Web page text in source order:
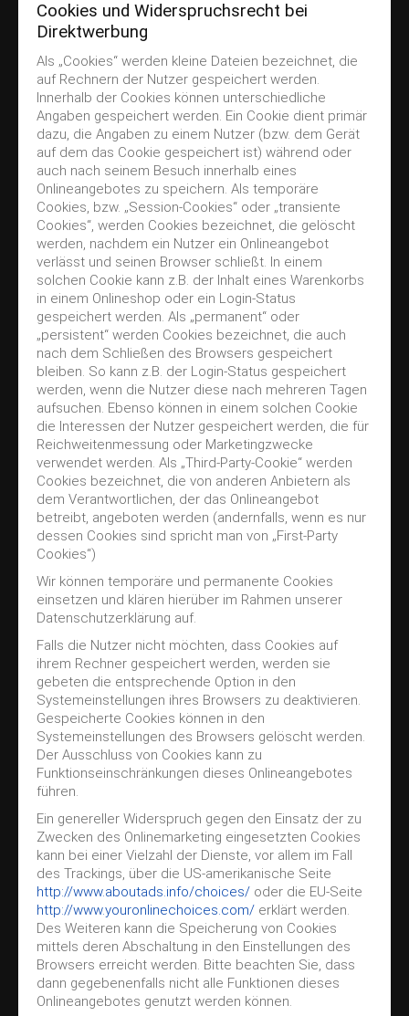
Cookies und Widerspruchsrecht bei
Direktwerbung
Als „Cookies“ werden kleine Dateien bezeichnet, die
auf Rechnern der Nutzer gespeichert werden.
Innerhalb der Cookies können unterschiedliche
Angaben gespeichert werden. Ein Cookie dient primär
dazu, die Angaben zu einem Nutzer (bzw. dem Gerät
auf dem das Cookie gespeichert ist) während oder
auch nach seinem Besuch innerhalb eines
Onlineangebotes zu speichern. Als temporäre
Cookies, bzw. „Session-Cookies“ oder „transiente
Cookies“, werden Cookies bezeichnet, die gelöscht
werden, nachdem ein Nutzer ein Onlineangebot
verlässt und seinen Browser schließt. In einem
solchen Cookie kann z.B. der Inhalt eines Warenkorbs
in einem Onlineshop oder ein Login-Status
gespeichert werden. Als „permanent“ oder
„persistent“ werden Cookies bezeichnet, die auch
nach dem Schließen des Browsers gespeichert
bleiben. So kann z.B. der Login-Status gespeichert
werden, wenn die Nutzer diese nach mehreren Tagen
aufsuchen. Ebenso können in einem solchen Cookie
die Interessen der Nutzer gespeichert werden, die für
Reichweitenmessung oder Marketingzwecke
verwendet werden. Als „Third-Party-Cookie“ werden
Cookies bezeichnet, die von anderen Anbietern als
dem Verantwortlichen, der das Onlineangebot
betreibt, angeboten werden (andernfalls, wenn es nur
dessen Cookies sind spricht man von „First-Party
Cookies“)
Wir können temporäre und permanente Cookies
einsetzen und klären hierüber im Rahmen unserer
Datenschutzerklärung auf.
Falls die Nutzer nicht möchten, dass Cookies auf
ihrem Rechner gespeichert werden, werden sie
gebeten die entsprechende Option in den
Systemeinstellungen ihres Browsers zu deaktivieren.
Gespeicherte Cookies können in den
Systemeinstellungen des Browsers gelöscht werden.
Der Ausschluss von Cookies kann zu
Funktionseinschränkungen dieses Onlineangebotes
führen.
Ein genereller Widerspruch gegen den Einsatz der zu
Zwecken des Onlinemarketing eingesetzten Cookies
kann bei einer Vielzahl der Dienste, vor allem im Fall
des Trackings, über die US-amerikanische Seite
http://www.aboutads.info/choices/ oder die EU-Seite
http://www.youronlinechoices.com/ erklärt werden.
Des Weiteren kann die Speicherung von Cookies
mittels deren Abschaltung in den Einstellungen des
Browsers erreicht werden. Bitte beachten Sie, dass
dann gegebenenfalls nicht alle Funktionen dieses
Onlineangebotes genutzt werden können.